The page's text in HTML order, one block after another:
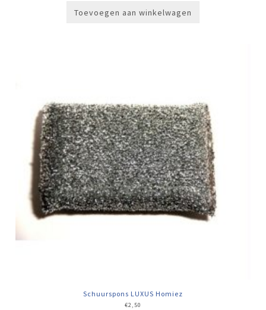
Toevoegen aan winkelwagen
Schuurspons LUXUS Homiez
€2,50